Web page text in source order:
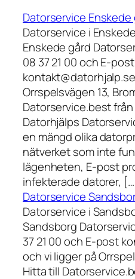
Datorservice Enskede
Datorservice i
Enskede gård
08 37 21 00 och E-post
Orrspelsvägen 13,
Datorservice.best
Datorhjälps
en mängd olika
nätverket som inte
lägenheten, E-post
infekterade datorer,
Datorservice
Datorservice i
Sandsborg
37 21 00 och E-post
och vi ligger på
Hitta till